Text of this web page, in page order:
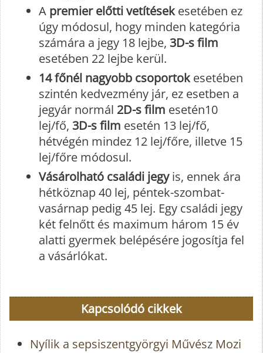
A premier előtti vetítésekesetében ez
úgy módosul, hogy minden kategória
számára a jegy 18 lejbe, 3D-s film
esetében 22 lejbe kerül.
14 főnél nagyobb csoportokesetében
szintén kedvezmény jár, ez esetben a
jegyár normál 2D-s film esetén10
lej/fő, 3D-s film esetén 13 lej/fő,
hétvégén mindez 12 lej/főre, illetve 15
lej/főre módosul.
Vásárolható családi jegyis, ennek ára
hétköznap 40 lej, péntek-szombat-
vasárnap pedig 45 lej. Egy családi jegy
két felnőtt és maximum három 15 év
alatti gyermek belépésére jogosítja fel
a vásárlókat.
Kapcsolódó cikkek
Nyílik a sepsiszentgyörgyi Művész Mozi